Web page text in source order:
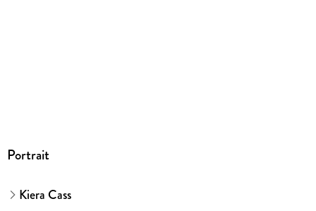
Portrait
Kiera Cass